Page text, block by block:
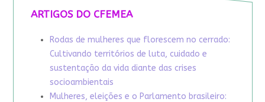
ARTIGOS DO CFEMEA
Rodas de mulheres que florescem no cerrado:
Cultivando territórios de luta, cuidado e
sustentação da vida diante das crises
socioambientais
Mulheres, eleições e o Parlamento brasileiro: